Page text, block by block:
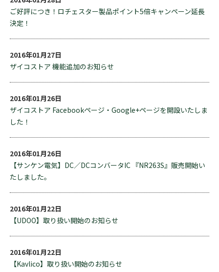
ご好評につき！ロチェスター製品ポイント5倍キャンペーン延長
決定！
2016年01月27日
ザイコストア 機能追加のお知らせ
2016年01月26日
ザイコストア Facebookページ・Google+ページを開設いたしま
した！
2016年01月26日
【サンケン電気】DC／DCコンバータIC 『NR263S』販売開始い
たしました。
2016年01月22日
【UDOO】取り扱い開始のお知らせ
2016年01月22日
【Kavlico】取り扱い開始のお知らせ